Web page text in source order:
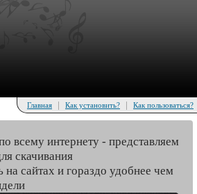
Главная | Как установить? | Как пользоваться?
всему интернету - представляем
скачивания
на сайтах и гораздо удобнее чем